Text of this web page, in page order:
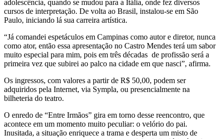
adolescência, quando se mudou para a Itália, onde fez diversos
cursos de interpretação. De volta ao Brasil, instalou-se em São
Paulo, iniciando lá sua carreira artística.
“Já comandei espetáculos em Campinas como autor e diretor, nunca
como ator, então essa apresentação no Castro Mendes terá um sabor
muito especial para mim, pois em três décadas de profissão será a
primeira vez que subirei ao palco na cidade em que nasci”, afirma.
Os ingressos, com valores a partir de R$ 50,00, podem ser
adquiridos pela Internet, via Sympla, ou presencialmente na
bilheteria do teatro.
O enredo de “Entre Irmãos” gira em torno desse reencontro, que
acontece em um momento muito peculiar: o velório do pai.
Inusitada, a situação enriquece a trama e desperta um misto de